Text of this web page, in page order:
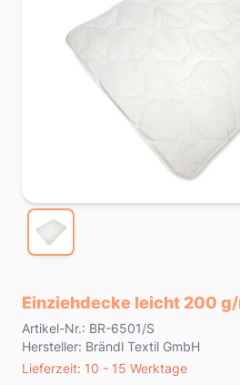
Einziehdecke leicht 200 g/
Product information
Artikel-Nr.: BR-6501/S
Hersteller: Brändl Textil GmbH
Lieferzeit
Lieferzeit: 10 - 15 Werktage